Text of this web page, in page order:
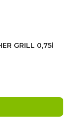
GRILL 0,75l